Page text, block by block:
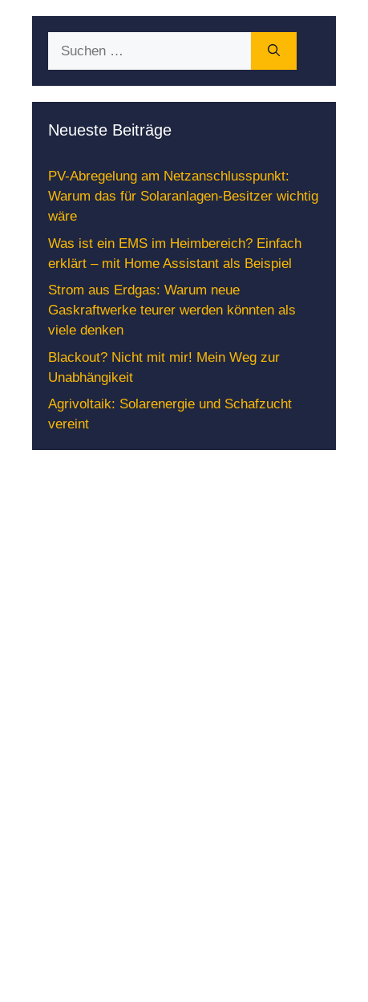
Neueste Beiträge
PV-Abregelung am Netzanschlusspunkt:
Warum das für Solaranlagen-Besitzer wichtig
wäre
Was ist ein EMS im Heimbereich? Einfach
erklärt – mit Home Assistant als Beispiel
Strom aus Erdgas: Warum neue
Gaskraftwerke teurer werden könnten als
viele denken
Blackout? Nicht mit mir! Mein Weg zur
Unabhängikeit
Agrivoltaik: Solarenergie und Schafzucht
vereint